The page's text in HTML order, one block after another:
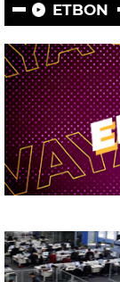
ETBON